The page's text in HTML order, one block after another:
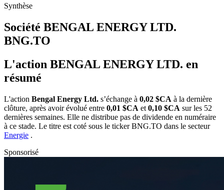
Synthèse
Société BENGAL ENERGY LTD.
BNG.TO
L'action BENGAL ENERGY LTD. en
résumé
L'action Bengal Energy Ltd. s’échange à 0,02 $CA à la dernière
clôture, après avoir évolué entre 0,01 $CA et 0,10 $CA sur les 52
dernières semaines. Elle ne distribue pas de dividende en numéraire
à ce stade. Le titre est coté sous le tickerBNG.TO dans le secteur
Energie .
Sponsorisé